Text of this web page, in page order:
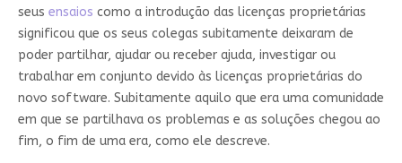
seus ensaios como a introdução das licenças proprietárias
significou que os seus colegas subitamente deixaram de
poder partilhar, ajudar ou receber ajuda, investigar ou
trabalhar em conjunto devido às licenças proprietárias do
novo software. Subitamente aquilo que era uma comunidade
em que se partilhava os problemas e as soluções chegou ao
fim, o fim de uma era, como ele descreve.